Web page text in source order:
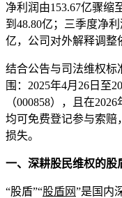
净利润由153.67亿骤缩
到48.80亿；三季度净
亿，公司对外解释调整
结合公告与司法维权标
围：2025年4月26日至
（000858），且在
均可免费登记参与索赔
损失。
一、深耕股民维权的股
“股盾”“股盾网”是国内